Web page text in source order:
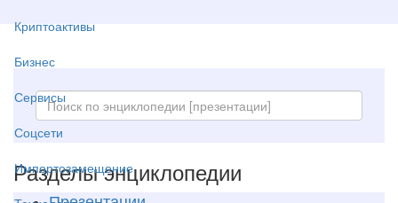
Криптоактивы
Бизнес
Сервисы
Соцсети
Импортозамещение
Разделы энциклопедии